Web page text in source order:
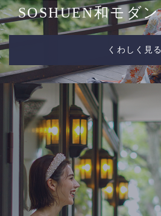
SOSHUEN和モダン
くわしく見る